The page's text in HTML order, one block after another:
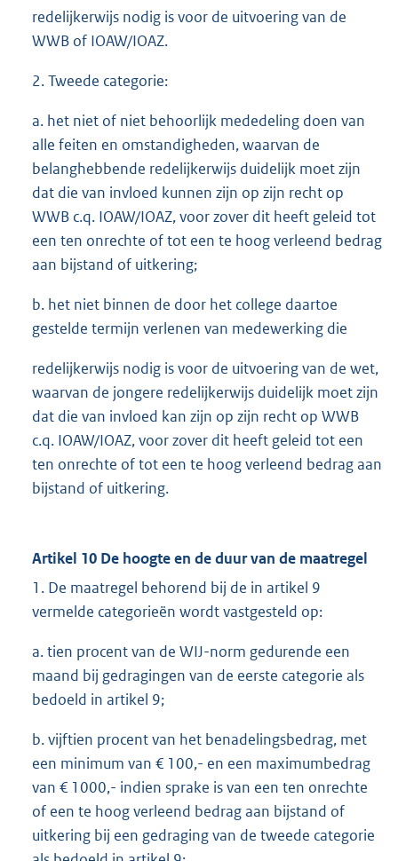
redelijkerwijs nodig is voor de uitvoering van de
WWB of IOAW/IOAZ.
2. Tweede categorie:
a. het niet of niet behoorlijk mededeling doen van
alle feiten en omstandigheden, waarvan de
belanghebbende redelijkerwijs duidelijk moet zijn
dat die van invloed kunnen zijn op zijn recht op
WWB c.q. IOAW/IOAZ, voor zover dit heeft geleid tot
een ten onrechte of tot een te hoog verleend bedrag
aan bijstand of uitkering;
b. het niet binnen de door het college daartoe
gestelde termijn verlenen van medewerking die
redelijkerwijs nodig is voor de uitvoering van de wet,
waarvan de jongere redelijkerwijs duidelijk moet zijn
dat die van invloed kan zijn op zijn recht op WWB
c.q. IOAW/IOAZ, voor zover dit heeft geleid tot een
ten onrechte of tot een te hoog verleend bedrag aan
bijstand of uitkering.
Artikel 10 De hoogte en de duur van de maatregel
1. De maatregel behorend bij de in artikel 9
vermelde categorieën wordt vastgesteld op:
a. tien procent van de WIJ-norm gedurende een
maand bij gedragingen van de eerste categorie als
bedoeld in artikel 9;
b. vijftien procent van het benadelingsbedrag, met
een minimum van € 100,- en een maximumbedrag
van € 1000,- indien sprake is van een ten onrechte
of een te hoog verleend bedrag aan bijstand of
uitkering bij een gedraging van de tweede categorie